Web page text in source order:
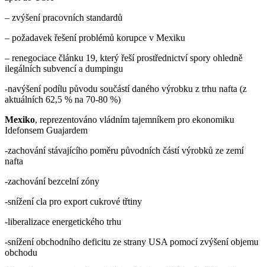
– zvýšení pracovních standardů
– požadavek řešení problémů korupce v Mexiku
– renegociace článku 19, který řeší prostřednictví spory ohledně
ilegálních subvencí a dumpingu
-navýšení podílu původu součástí daného výrobku z trhu nafta (z
aktuálních 62,5 % na 70-80 %)
Mexiko, reprezentováno vládním tajemníkem pro ekonomiku
Idefonsem Guajardem
-zachování stávajícího poměru původních částí výrobků ze zemí
nafta
-zachování bezcelní zóny
-snížení cla pro export cukrové třtiny
-liberalizace energetického trhu
-snížení obchodního deficitu ze strany USA pomocí zvýšení objemu
obchodu